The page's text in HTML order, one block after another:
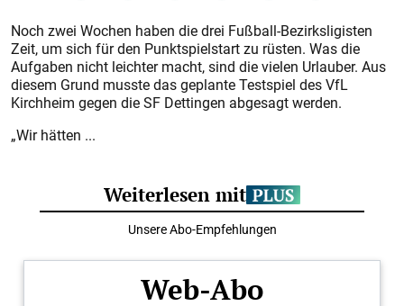
Noch zwei Wochen haben die drei Fußball-Bezirksligisten
Zeit, um sich für den Punktspielstart zu rüsten. Was die
Aufgaben nicht leichter macht, sind die vielen Urlauber. Aus
diesem Grund musste das geplante Testspiel des VfL
Kirchheim gegen die SF Dettingen abgesagt werden.
„Wir hätten ...